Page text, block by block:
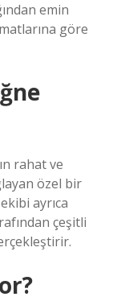
emin
göre
rahat ve
özel bir
ayrıca
çeşitli